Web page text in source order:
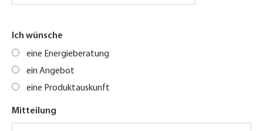
Ich wünsche
eine Energieberatung
ein Angebot
eine Produktauskunft
Mitteilung